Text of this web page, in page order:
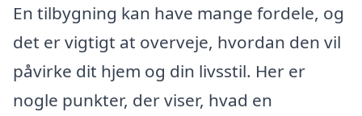
En tilbygning kan have mange fordele, og
det er vigtigt at overveje, hvordan den vil
påvirke dit hjem og din livsstil. Her er
nogle punkter, der viser, hvad en